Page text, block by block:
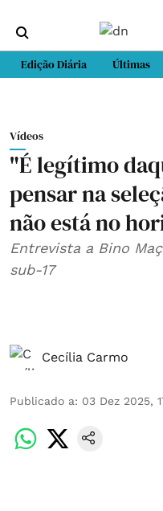
Edição Diária Últimas
Vídeos
"É legítimo
pensar na
não está no
Entrevista a Bino
sub-17
Cecília Carmo
Publicado a: 03 Dez 2025,